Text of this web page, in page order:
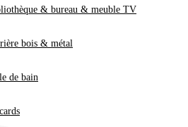
& bureau & meuble TV
bois & métal
de bain